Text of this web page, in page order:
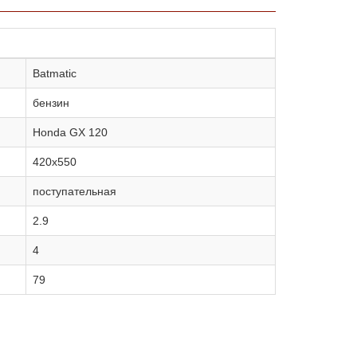
Batmatic
бензин
Honda GX 120
420х550
поступательная
2.9
4
79